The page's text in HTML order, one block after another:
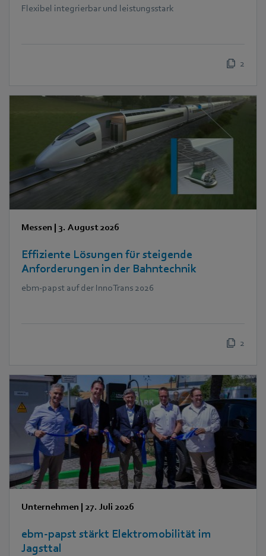
Flexibel integrierbar und leistungsstark
2
Messen | 3. August 2026
Effiziente Lösungen für steigende
Anforderungen in der Bahntechnik
ebm‑papst auf der InnoTrans 2026
2
Unternehmen | 27. Juli 2026
ebm‑papst stärkt Elektromobilität im
Jagsttal